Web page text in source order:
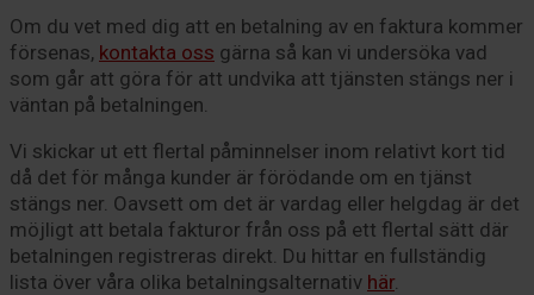
Om du vet med dig att en betalning av en faktura kommer
försenas, kontakta oss gärna så kan vi undersöka vad
som går att göra för att undvika att tjänsten stängs ner i
väntan på betalningen.
Vi skickar ut ett flertal påminnelser inom relativt kort tid
då det för många kunder är förödande om en tjänst
stängs ner. Oavsett om det är vardag eller helgdag är det
möjligt att betala fakturor från oss på ett flertal sätt där
betalningen registreras direkt. Du hittar en fullständig
lista över våra olika betalningsalternativ här